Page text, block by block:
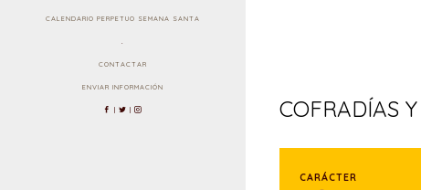
CALENDARIO PERPETUO SEMANA SANTA
.
CONTACTAR
ENVIAR INFORMACIÓN
| | COFRADÍAS
CARÁCTER